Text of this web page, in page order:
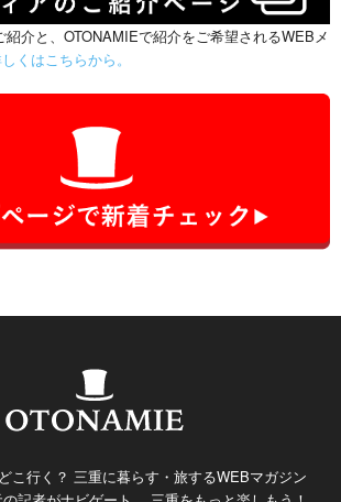
介と、OTONAMIEで紹介をご希望されるWEBメ
くはこちらから。
こ行く？ 三重に暮らす・旅するWEBマガジン